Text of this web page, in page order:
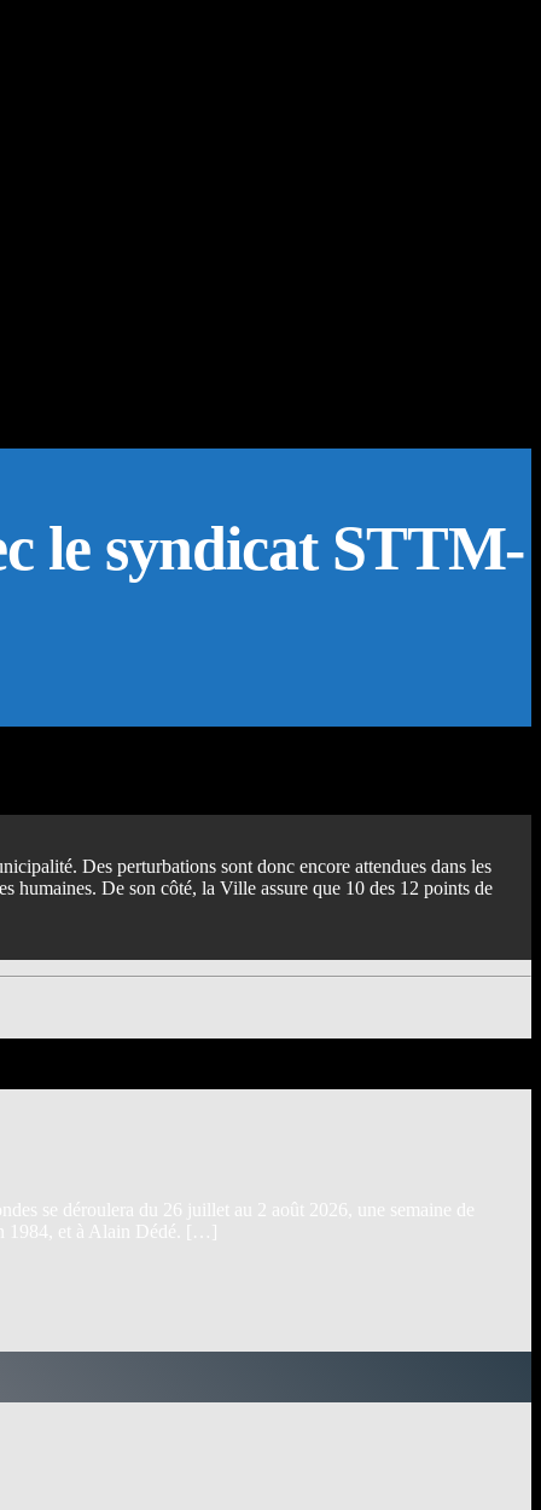
le syndicat STTM-
Des perturbations sont donc encore attendues dans les
humaines. De son côté, la Ville assure que 10 des 12 points de
se déroulera du 26 juillet au 2 août 2026, une semaine de
1984, et à Alain Dédé. […]